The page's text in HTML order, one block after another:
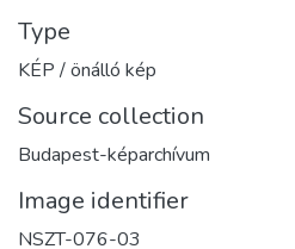
Type
KÉP / önálló kép
Source collection
Budapest-képarchívum
Image identifier
NSZT-076-03